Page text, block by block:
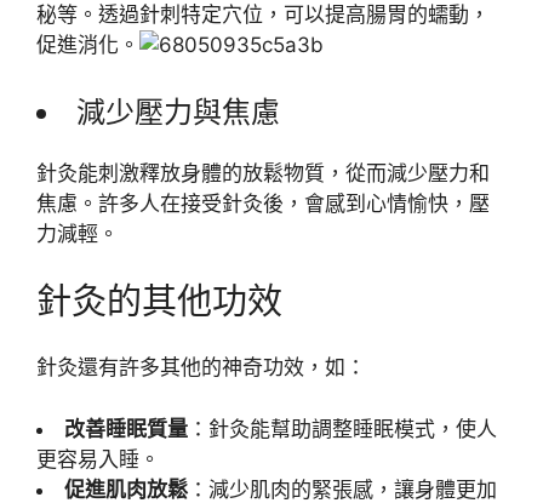
秘等。透過針刺特定穴位，可以提高腸胃的蠕動，
促進消化。
減少壓力與焦慮
針灸能刺激釋放身體的放鬆物質，從而減少壓力和
焦慮。許多人在接受針灸後，會感到心情愉快，壓
力減輕。
針灸的其他功效
針灸還有許多其他的神奇功效，如：
改善睡眠質量 ：針灸能幫助調整睡眠模式，使人
更容易入睡。
促進肌肉放鬆 ：減少肌肉的緊張感，讓身體更加